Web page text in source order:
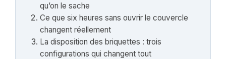
qu’on le sache
Ce que six heures sans ouvrir le couvercle
changent réellement
La disposition des briquettes : trois
configurations qui changent tout